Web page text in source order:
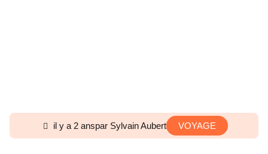
il y a 2 anspar Sylvain Aubert VOYAGE